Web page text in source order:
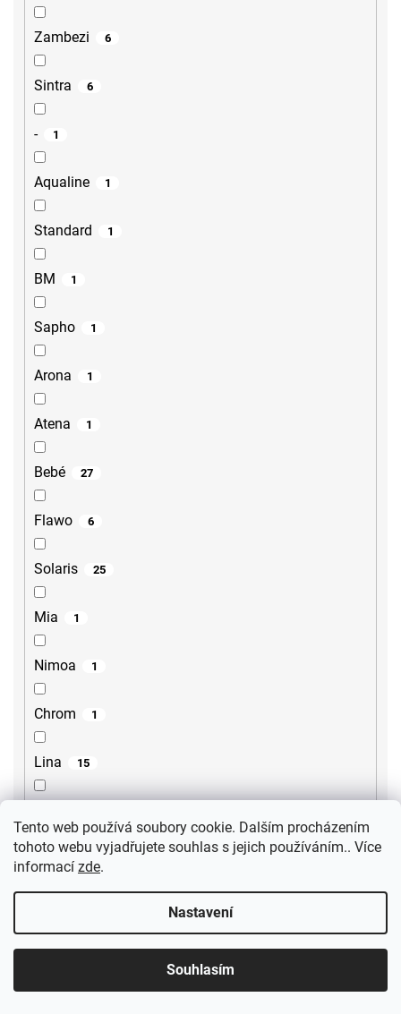
Tento web používá soubory cookie. Dalším procházením
tohoto webu vyjadřujete souhlas s jejich používáním.. Více
informací zde.
Nastavení
Souhlasím
Zambezi 6
Sintra 6
- 1
Aqualine 1
Standard 1
BM 1
Sapho 1
Arona 1
Atena 1
Bebé 27
Flawo 6
Solaris 25
Mia 1
Nimoa 1
Chrom 1
Lina 15
2